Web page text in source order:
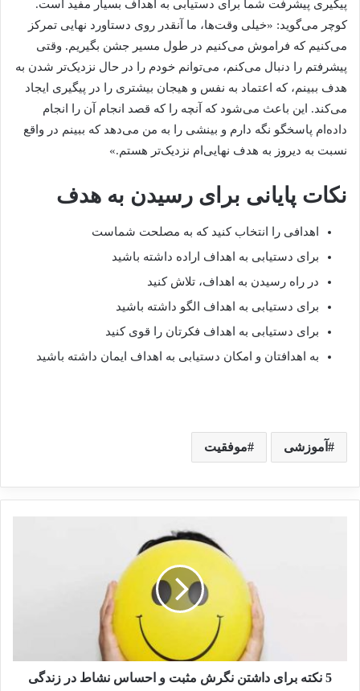
پیگیری پیشرفت شما برای دستیابی به اهداف بسیار مفید است.
کوچر می‌گوید: «خیلی وقت‌ها، ما آنقدر روی دستاورد نهایی تمرکز
می‌کنیم که فراموش می‌کنیم در طول مسیر جشن بگیریم. وقتی
پیشرفتم را دنبال می‌کنم، می‌توانم خودم را در حال نزدیک‌تر شدن به
هدف ببینم، که اعتماد به نفس و هیجان بیشتری را در پیگیری ایجاد
می‌کند. این باعث می‌شود که آنچه را که قصد انجام آن را انجام
داده‌ام پاسخگو نگه دارم و بینشی را به من می‌دهد که ببینم در واقع
نسبت به دیروز به هدف نهایی‌ام نزدیک‌تر هستم.»
نکات پایانی برای رسیدن به هدف
اهدافی را انتخاب کنید که به مصلحت شماست
برای دستیابی به اهداف اراده داشته باشید
در راه رسیدن به اهداف، تلاش کنید
برای دستیابی به اهداف الگو داشته باشید
برای دستیابی به اهداف فکرتان را قوی کنید
به اهدافتان و امکان دستیابی به اهداف ایمان داشته باشید
آموزشی موفقیت
5 نکته برای داشتن نگرش مثبت و احساس نشاط در زندگی